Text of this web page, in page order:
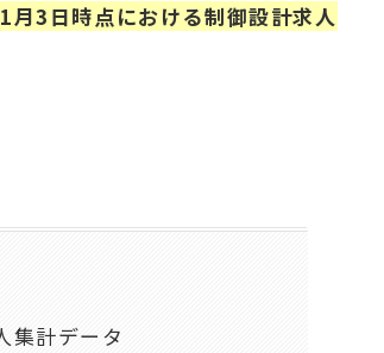
月3日時点における制御設計求人
集計データ